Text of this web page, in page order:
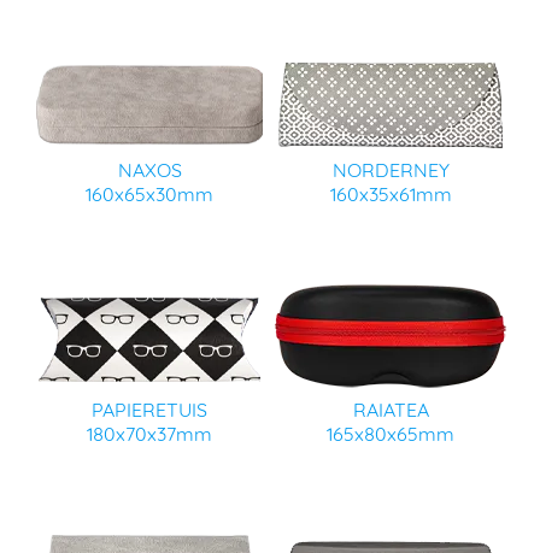
NAXOS
160x65x30mm
NORDERNEY
160x35x61mm
PAPIERETUIS
180x70x37mm
RAIATEA
165x80x65mm